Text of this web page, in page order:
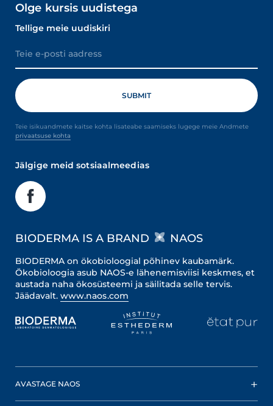
Olge kursis uudistega
Tellige meie uudiskiri
Teie isikuandmete kaitse kohta lisateabe saamiseks lugege meie Andmete
privaatsuse kohta
Jälgige meid sotsiaalmeedias
BIODERMA IS A BRAND NAOS
BIODERMA on ökobioloogial põhinev kaubamärk.
Ökobioloogia asub NAOS-e lähenemisviisi keskmes, et
austada naha ökosüsteemi ja säilitada selle tervis.
Jäädavalt. www.naos.com
AVASTAGE NAOS